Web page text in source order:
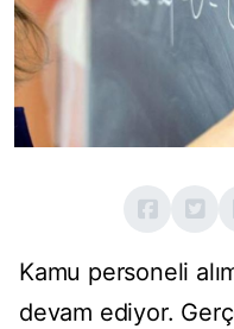
Kamu personeli
devam ediyor.